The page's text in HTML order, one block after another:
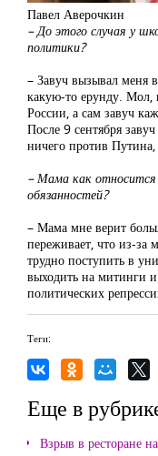
Павел Аверочкин
– До этого случая у
политики?
– Завуч вызывал меня
какую-то ерунду. Мол,
России, а сам завуч
После 9 сентября
ничего против Путина,
– Мама как относится
обязанностей?
– Мама мне верит
переживает, что из-за
трудно поступить в
выходить на митинги
политических
Теги:
Еще в
Взрыв в ресторане